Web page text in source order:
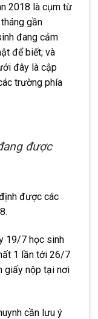
2018 là cụm từ
gần
đang cảm
để biết; và
đây là cập
trường phía
được
được các
19/7 học sinh
1 lần tới 26/7
giấy nộp tại nơi
cần lưu ý